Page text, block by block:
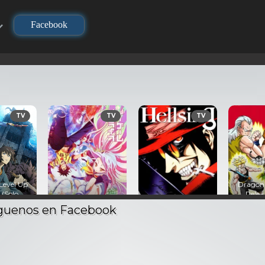
Facebook
TV
life –
TV
Hellsing – Audio
Latino
720P
Dragon Ball Z: La
Pelea de los 3